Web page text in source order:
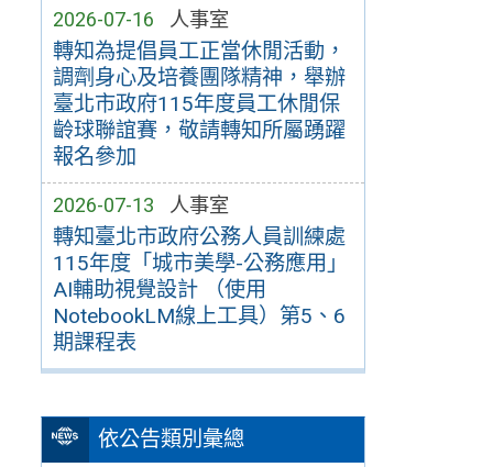
2026-07-16 人事室
轉知為提倡員工正當休閒活動，
調劑身心及培養團隊精神，舉辦
臺北市政府115年度員工休閒保
齡球聯誼賽，敬請轉知所屬踴躍
報名參加
2026-07-13 人事室
轉知臺北市政府公務人員訓練處
115年度「城市美學-公務應用」
AI輔助視覺設計 （使用
NotebookLM線上工具）第5、6
期課程表
依公告類別彙總